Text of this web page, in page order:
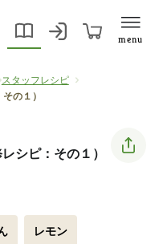
menu
スタッフレシピ
の１）
シピ：その１）
レモン